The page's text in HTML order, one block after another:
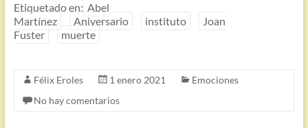
Etiquetado en: Abel
Martínez
Aniversario instituto
Joan
Fuster
muerte
Félix Eroles 1 enero 2021
Emociones
No hay comentarios